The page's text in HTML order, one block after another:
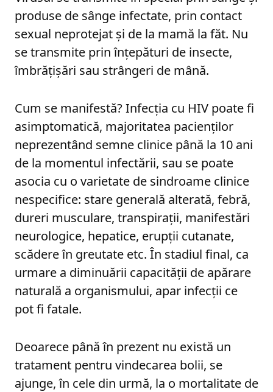
produse de sânge infectate, prin contact
sexual neprotejat și de la mamă la făt. Nu
se transmite prin înțepături de insecte,
îmbrățișări sau strângeri de mână.
Cum se manifestă? Infecția cu HIV poate fi
asimptomatică, majoritatea pacienților
neprezentând semne clinice până la 10 ani
de la momentul infectării, sau se poate
asocia cu o varietate de sindroame clinice
nespecifice: stare generală alterată, febră,
dureri musculare, transpirații, manifestări
neurologice, hepatice, erupții cutanate,
scădere în greutate etc. În stadiul final, ca
urmare a diminuării capacității de apărare
naturală a organismului, apar infecții ce
pot fi fatale.
Deoarece până în prezent nu există un
tratament pentru vindecarea bolii, se
ajunge, în cele din urmă, la o mortalitate de